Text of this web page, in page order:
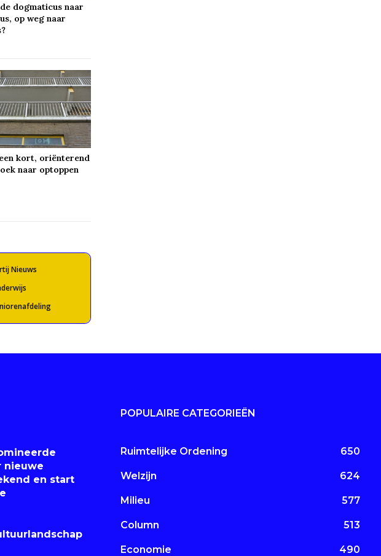
dogmaticus naar
op weg naar
kort, oriënterend
naar optoppen
Nieuws
nieuwe
en start
POPULAIRE CATEGORIEËN
Ruimtelijke Ordening 650
Welzijn 624
Milieu 577
Column 513
Economie 490